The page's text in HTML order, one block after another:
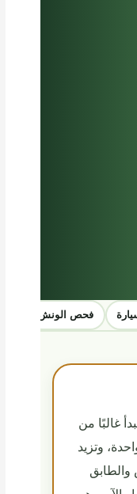
فحص الونش
غالبًا من
وتزيد